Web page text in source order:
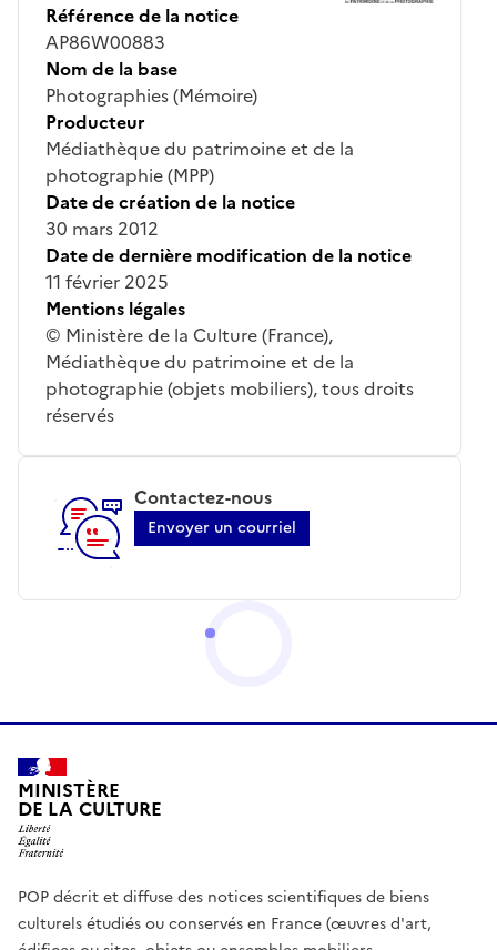
Référence de la notice
AP86W00883
Nom de la base
Photographies (Mémoire)
Producteur
Médiathèque du patrimoine et de la
photographie (MPP)
Date de création de la notice
30 mars 2012
Date de dernière modification de la notice
11 février 2025
Mentions légales
© Ministère de la Culture (France),
Médiathèque du patrimoine et de la
photographie (objets mobiliers), tous droits
réservés
Contactez-nous
Envoyer un courriel
MINISTÈRE
DE LA CULTURE
POP décrit et diffuse des notices scientifiques de biens
culturels étudiés ou conservés en France (œuvres d'art,